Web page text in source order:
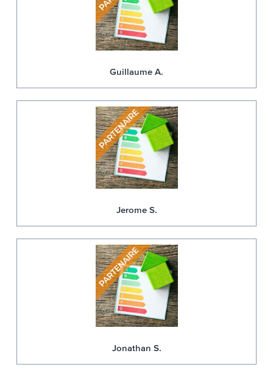
Guillaume A.
Jerome S.
Jonathan S.